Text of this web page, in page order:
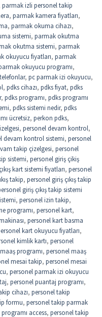
parmak izli personel takip
, parmak kamera fiyatları,
, parmak okuma cihazı,
sistemi, parmak okutma
okutma sistemi, parmak
okuyucu fiyatları, parmak
okuyucu programı,
, pc parmak izi okuyucu,
, pdks cihazı, pdks fiyat, pdks
, pdks programı, pdks programı
, pdks sistemi nedir, pdks
ücretsiz, perkon pdks,
, personel devam kontrol,
devam kontrol sistemi, personel
takip çizelgesi, personel
sistemi, personel giriş çikiş
kart sistemi fiyatları, personel
takip, personel giriş çıkış takip
giriş çıkış takip sistemi
, personel izin takip,
programı, personel kart,
, personel kart basma
kart okuyucu fiyatları,
kimlik kartı, personel
programı, personel maaş
mesai takip, personel mesai
, personel parmak izi okuyucu
, personel puantaj programı,
cihazı, personel takip
formu, personel takip parmak
access, personel takip